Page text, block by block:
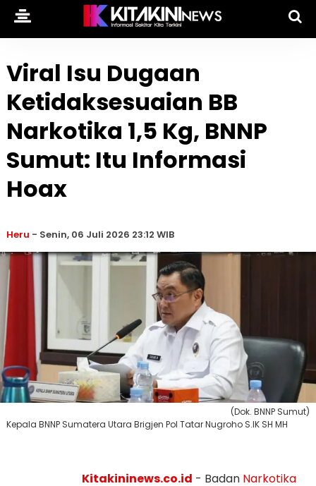
Viral Isu Dugaan
Ketidaksesuaian BB
Narkotika 1,5 Kg, BNNP
Sumut: Itu Informasi
Hoax
Heru - Senin, 06 Juli 2026 23:12 WIB
(Dok. BNNP Sumut)
Kepala BNNP Sumatera Utara Brigjen Pol Tatar Nugroho S.IK SH MH
Kitakininews.co.id - Badan Narkotika